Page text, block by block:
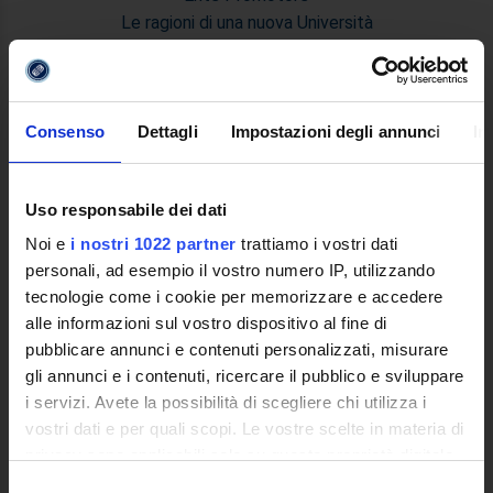
Consenso Dettagli Impostazioni degli annunci
Uso responsabile dei dati
Noi e i nostri 1022 partner trattiamo i vostri dati
personali, ad esempio il vostro numero IP, utilizzando
tecnologie come i cookie per memorizzare e accedere
alle informazioni sul vostro dispositivo al fine di
pubblicare annunci e contenuti personalizzati, misurare
gli annunci e i contenuti, ricercare il pubblico e sviluppare
i servizi. Avete la possibilità di scegliere chi utilizza i
vostri dati e per quali scopi. Le vostre scelte in materia di
Le ragioni di una nuova Università
Statuto e Regolamenti
Trasparenza e Assicurazione della Quallità
Ricerca
Le Sedi
Polo Bibliotecario Multimediale di Ateneo
Sistemi Informativi di Ateneo
Bandi e Concorsi
Poli di Studio
International Cooperation
L'infrastruttura di e-Learning
Eventi
Siti Istituzionali e Progetti Interuniversitari
Accesso alla Banca Dati di Segreteria Online